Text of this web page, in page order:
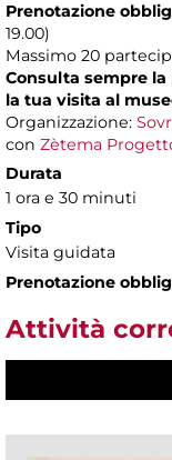
Prenotazione
19.00)
Massimo 20
Consulta sempre la
la tua visita al
Organizzazione:
con Zètema
Durata
1 ora e 30 minuti
Tipo
Visita guidata
Prenotazione
Attività